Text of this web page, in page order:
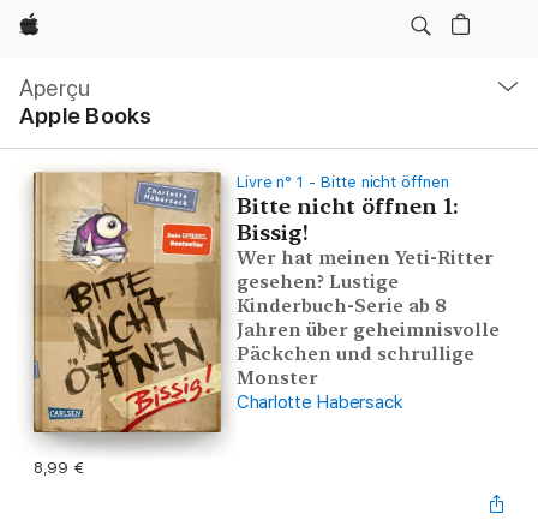
Apple
Aperçu
Apple Books
locale
Ouvrir
menu
Livre n° 1 - Bitte nicht öffnen
Bitte nicht öffnen 1:
Bissig!
Wer hat meinen Yeti-Ritter
gesehen? Lustige
Kinderbuch-Serie ab 8
Jahren über geheimnisvolle
Päckchen und schrullige
Monster
Charlotte Habersack
8,99 €